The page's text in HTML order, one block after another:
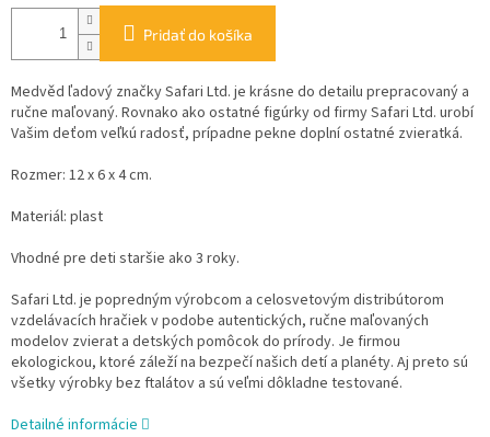
Pridať do košíka
Medvěd ľadový značky Safari Ltd. je krásne do detailu prepracovaný a
ručne maľovaný. Rovnako ako ostatné figúrky od firmy Safari Ltd. urobí
Vašim deťom veľkú radosť, prípadne pekne doplní ostatné zvieratká.
Rozmer: 12 x 6 x 4 cm.
Materiál: plast
Vhodné pre deti staršie ako 3 roky.
Safari Ltd. je popredným výrobcom a celosvetovým distribútorom
vzdelávacích hračiek v podobe autentických, ručne maľovaných
modelov zvierat a detských pomôcok do prírody. Je firmou
ekologickou, ktoré záleží na bezpečí našich detí a planéty. Aj preto sú
všetky výrobky bez ftalátov a sú veľmi dôkladne testované.
Detailné informácie